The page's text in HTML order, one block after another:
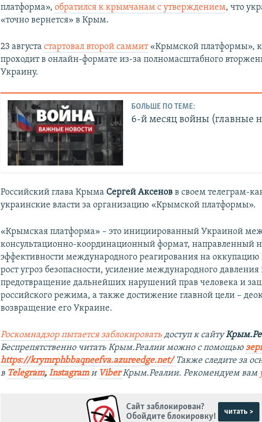
платформа»,обратился к крымчанам с утверждением, что
«точно вернется» в Крым.
23 августастартовал второй саммит«Крымской платформы»,
проходит в онлайн-формате из-за полномасштабного
Украину.
БОЛЬШЕ ПО ТЕМЕ:
6-й месяц войны (главные
Российский глава Крыма Сергей Аксенов в своем телеграм-
украинские власти за организацию «Крымской платформы».
«Крымская платформа» – это инициированный Украиной
консультационно-координационный формат, направленный
эффективности международного реагирования на
рост угроз безопасности, усиление международного давления
предотвращение дальнейших нарушений прав человека и
российского режима, а также достижение главной цели –
возвращение его Украине.
Роскомнадзор пытается заблокировать доступ к сайту
Беспрепятственно читать Крым.Реалии можно с помощью
https://krymrphbbaqneefva.azureedge.net/ Также следите за
в Telegram, Instagram и ViberКрым.Реалии. Рекомендуем вам
Сайт заблокирован?
Обойдите блокировку!
читать >